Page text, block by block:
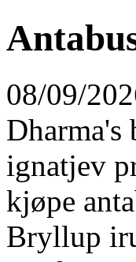
08/09/
Dharma's
ignatjev
kjøpe
Bryllup